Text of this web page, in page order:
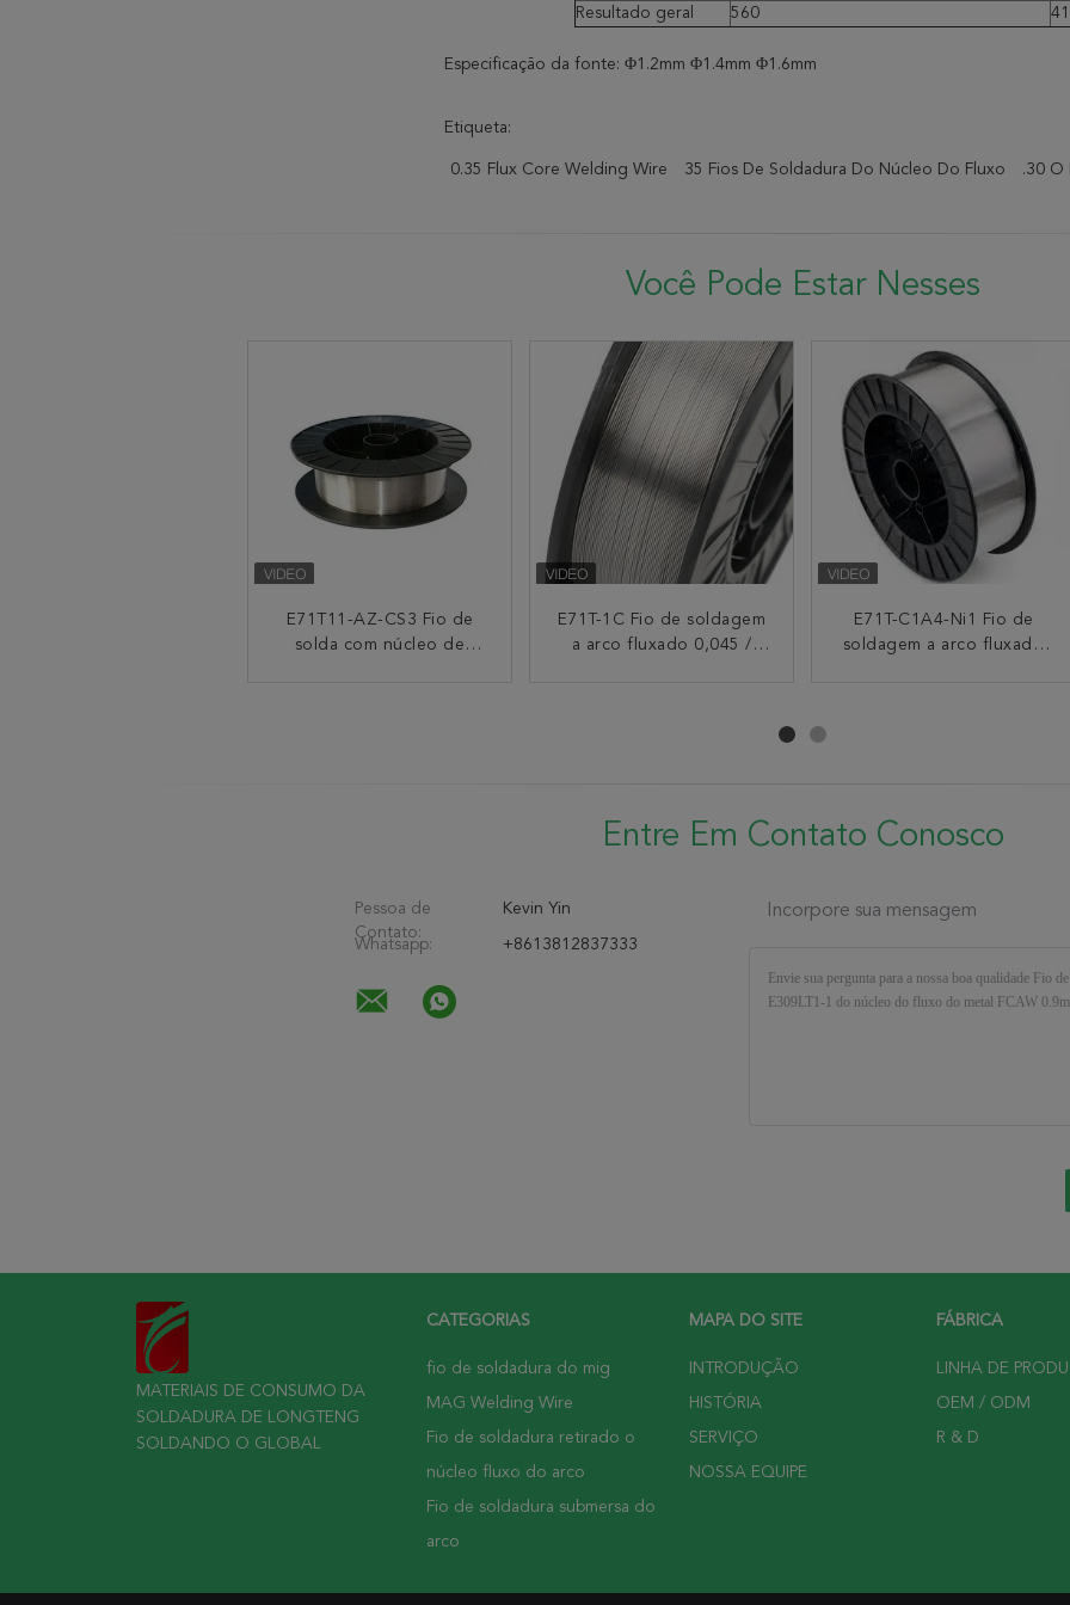
Resultado geral
560
Especificação da fonte: Φ1.2mm Φ1.4mm Φ1.6mm
Etiqueta:
0.35 Flux Core Welding Wire 35 Fios De Soldadura Do Núcleo Do Fluxo .30 O
Você Pode Estar Nesses
E71T11-AZ-CS3 Fio de
solda com núcleo de
E71T-1C Fio de soldagem
a arco fluxado 0,045 /
E71T-C1A4-Ni1 Fio de
soldagem a arco fluxado
O fluxo protegido auto
de E71T-GS retirou o
E309LT1-1 fio de
soldadura inoxidável
LT·E711 AWS E71T-1C
fluem o fio de soldadura
Entre Em Contato Conosco
Pessoa de
Contato:
Kevin Yin
Whatsapp: +8613812837333
Incorpore sua mensagem
MATERIAIS DE CONSUMO DA
SOLDADURA DE LONGTENG
SOLDANDO O GLOBAL
CATEGORIAS
fio de soldadura do mig
MAG Welding Wire
Fio de soldadura retirado o
núcleo fluxo do arco
Fio de soldadura submersa do
arco
MAPA DO SITE
INTRODUÇÃO
HISTÓRIA
SERVIÇO
NOSSA EQUIPE
FÁBRICA
LINHA DE
OEM / ODM
R & D